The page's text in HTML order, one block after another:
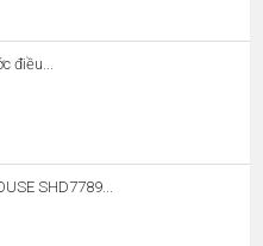
điều...
SHD7789...